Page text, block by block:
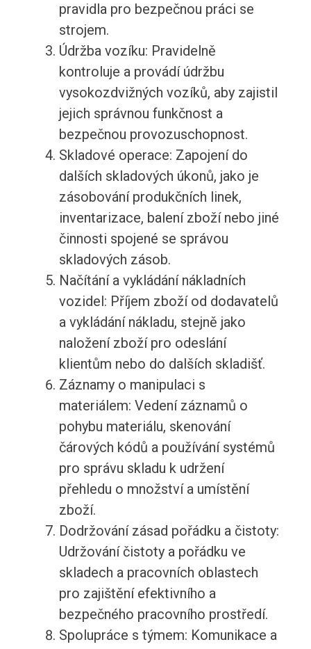
pravidla pro bezpečnou práci se
strojem.
Údržba vozíku: Pravidelně
kontroluje a provádí údržbu
vysokozdvižných vozíků, aby zajistil
jejich správnou funkčnost a
bezpečnou provozuschopnost.
Skladové operace: Zapojení do
dalších skladových úkonů, jako je
zásobování produkčních linek,
inventarizace, balení zboží nebo jiné
činnosti spojené se správou
skladových zásob.
Načítání a vykládání nákladních
vozidel: Příjem zboží od dodavatelů
a vykládání nákladu, stejně jako
naložení zboží pro odeslání
klientům nebo do dalších skladišť.
Záznamy o manipulaci s
materiálem: Vedení záznamů o
pohybu materiálu, skenování
čárových kódů a používání systémů
pro správu skladu k udržení
přehledu o množství a umístění
zboží.
Dodržování zásad pořádku a čistoty:
Udržování čistoty a pořádku ve
skladech a pracovních oblastech
pro zajištění efektivního a
bezpečného pracovního prostředí.
Spolupráce s týmem: Komunikace a